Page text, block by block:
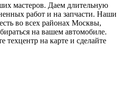
мастеров. Даем длительную
работ и на запчасти. Наши
во всех районах Москвы,
на вашем автомобиле.
техцентр на карте и сделайте